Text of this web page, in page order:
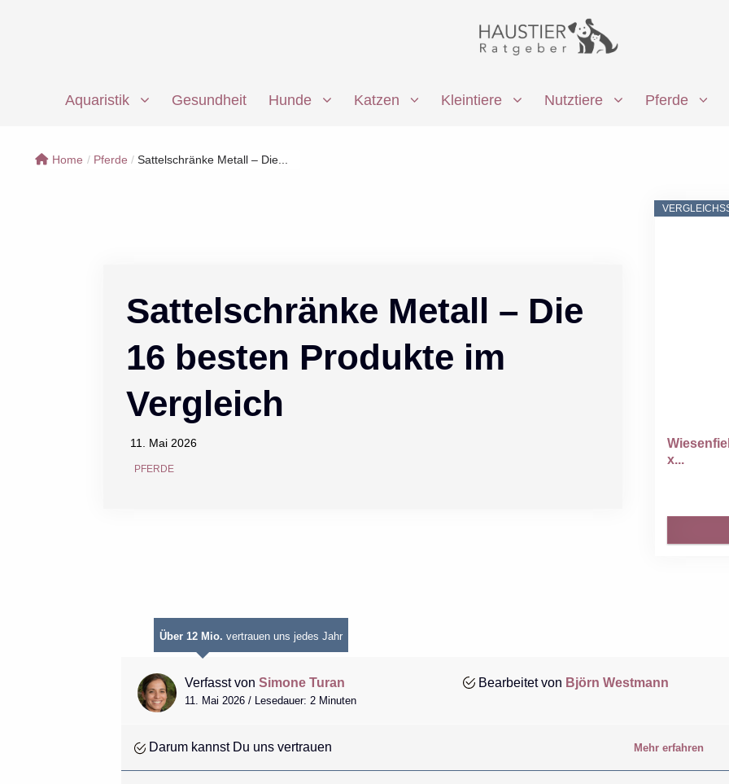
Aquaristik Gesundheit Hunde Katzen Kleintiere Nutztiere Pferde
Home / Pferde / Sattelschränke Metall – Die...
Sattelschränke Metall – Die
16 besten Produkte im
Vergleich
11. Mai 2026
PFERDE
x...
Über 12 Mio. vertrauen uns jedes Jahr
Verfasst von Simone Turan
11. Mai 2026 / Lesedauer: 2 Minuten
Bearbeitet von Björn Westmann
Darum kannst Du uns vertrauen Mehr erfahren